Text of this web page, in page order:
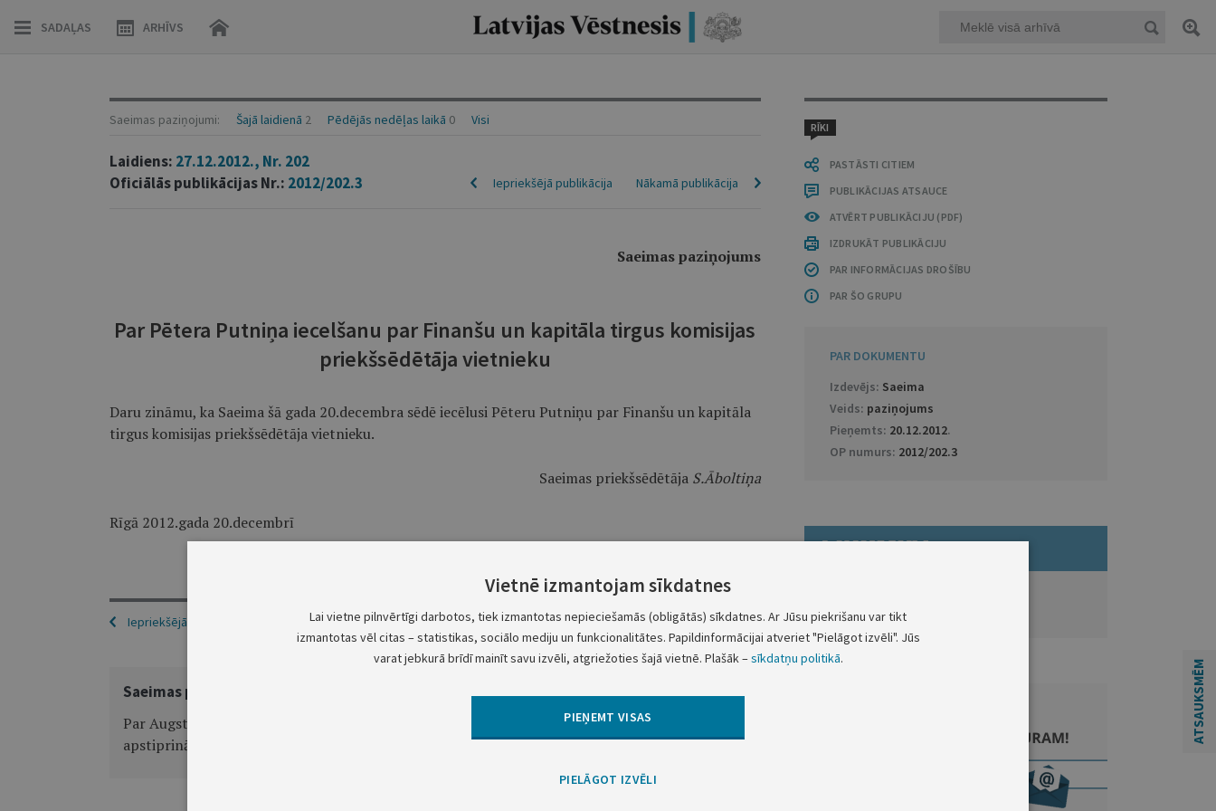
SADAĻAS ARHĪVS
RĪKI
PASTĀSTI CITIEM
PUBLIKĀCIJAS ATSAUCE
ATVĒRT PUBLIKĀCIJU (PDF)
IZDRUKĀT PUBLIKĀCIJU
PAR INFORMĀCIJAS DROŠĪBU
PAR ŠO GRUPU
PAR DOKUMENTU
Izdevējs: Saeima
Veids: paziņojums
Pieņemts: 20.12.2012.
OP numurs: 2012/202.3
Saeimas paziņojumi: Šajā laidienā 2 Pēdējās nedēļas laikā 0 Visi
Laidiens: 27.12.2012., Nr. 202
Oficiālās publikācijas Nr.: 2012/202.3 Nākamā publikācija
Iepriekšējā publikācija
Saeimas paziņojums
Par Pētera Putniņa iecelšanu par Finanšu un kapitāla tirgus komisijas
priekšsēdētāja vietnieku
Daru zināmu, ka Saeima šā gada 20.decembra sēdē iecēlusi Pēteru Putniņu par Finanšu un kapitāla
tirgus komisijas priekšsēdētāja vietnieku.
Saeimas priekšsēdētāja S.Āboltiņa
Rīgā 2012.gada 20.decembrī
Iepriekšējā Nākamā
Saeimas paziņojums
Par Augstākās izglītības padomes
apstiprināšanu
Ministru kabineta noteikumi Nr.867
Kārtība, kādā nosakāms maksimāli
pieļaujamais valsts budžeta izdevumu
valsts budžeta izdevumu kopējais apjoms
ATSAUKSMĒM
Vietnē izmantojam sīkdatnes
Lai vietne pilnvērtīgi darbotos, tiek izmantotas nepieciešamās (obligātās) sīkdatnes. Ar Jūsu piekrišanu var tikt
izmantotas vēl citas – statistikas, sociālo mediju un funkcionalitātes. Papildinformācijai atveriet "Pielāgot izvēli". Jūs
varat jebkurā brīdī mainīt savu izvēli, atgriežoties šajā vietnē. Plašāk –sīkdatņu politikā.
PIEŅEMT VISAS
PIELĀGOT IZVĒLI